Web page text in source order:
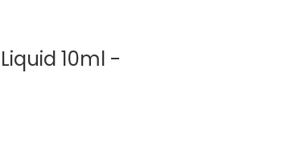
10ml -